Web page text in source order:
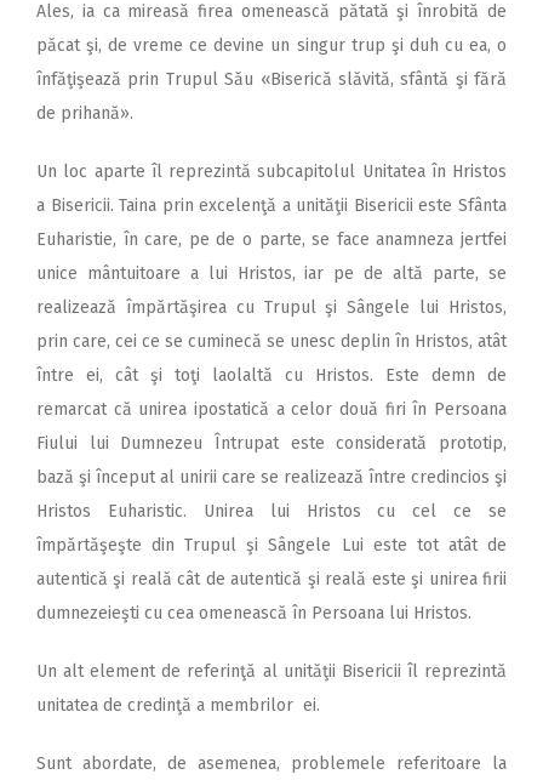
Ales, ia ca mireasă firea omenească pătată şi înrobită de
păcat şi, de vreme ce devine un singur trup şi duh cu ea, o
înfăţişează prin Trupul Său «Biserică slăvită, sfântă şi fără
de prihană».
Un loc aparte îl reprezintă subcapitolul Unitatea în Hristos
a Bisericii. Taina prin excelenţă a unităţii Bisericii este Sfânta
Euharistie, în care, pe de o parte, se face anamneza jertfei
unice mântuitoare a lui Hristos, iar pe de altă parte, se
realizează împărtăşirea cu Trupul şi Sângele lui Hristos,
prin care, cei ce se cuminecă se unesc deplin în Hristos, atât
între ei, cât şi toţi laolaltă cu Hristos. Este demn de
remarcat că unirea ipostatică a celor două firi în Persoana
Fiului lui Dumnezeu Întrupat este considerată prototip,
bază şi început al unirii care se realizează între credincios şi
Hristos Euharistic. Unirea lui Hristos cu cel ce se
împărtăşeşte din Trupul şi Sângele Lui este tot atât de
autentică şi reală cât de autentică şi reală este şi unirea firii
dumnezeieşti cu cea omenească în Persoana lui Hristos.
Un alt element de referinţă al unităţii Bisericii îl reprezintă
unitatea de credinţă a membrilor ei.
Sunt abordate, de asemenea, problemele referitoare la